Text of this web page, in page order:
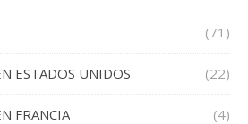
(71)
ESTADOS UNIDOS (22)
FRANCIA (4)